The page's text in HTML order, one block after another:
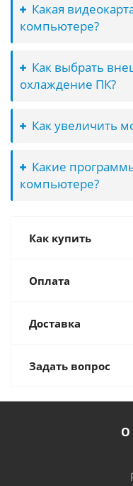
Какая
компьютере?
Как выбрать
охлаждение ПК?
Как увеличить
Какие
компьютере?
Как купить
Оплата
Доставка
Задать вопрос
О